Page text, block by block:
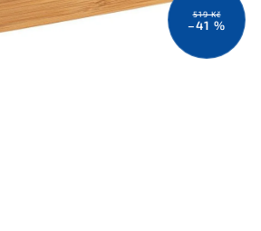
519 Kč
–41 %